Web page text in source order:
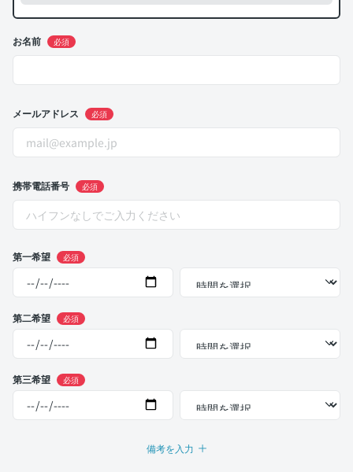
お名前 必須
メールアドレス 必須
携帯電話番号 必須
第一希望 必須
第二希望 必須
第三希望 必須
備考を入力